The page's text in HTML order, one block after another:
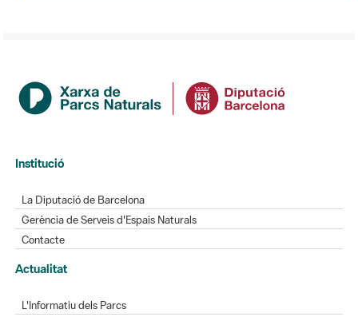
Institució
La Diputació de Barcelona
Gerència de Serveis d'Espais Naturals
Contacte
Actualitat
L'Informatiu dels Parcs